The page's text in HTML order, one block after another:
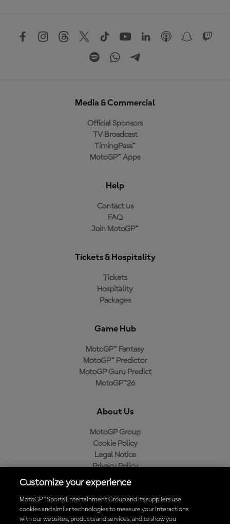
Media & Commercial
Official Sponsors
TV Broadcast
TimingPass™
MotoGP™ Apps
Help
Contact us
FAQ
Join MotoGP™
Tickets & Hospitality
Tickets
Hospitality
Packages
Game Hub
MotoGP™ Fantasy
MotoGP™ Predictor
MotoGP Guru Predict
MotoGP™26
About Us
MotoGP Group
Cookie Policy
Legal Notice
Privacy Policy
Purchase Policy
Baixe o aplicativo oficial da MotoGP™
Customize your experience
MotoGP™ Sports Entertainment Group and its suppliers use
cookies and similar technologies to measure your interactions
with our websites, products and services, and to show you